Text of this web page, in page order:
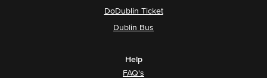
DoDublin Ticket
Dublin Bus
Help
FAQ's